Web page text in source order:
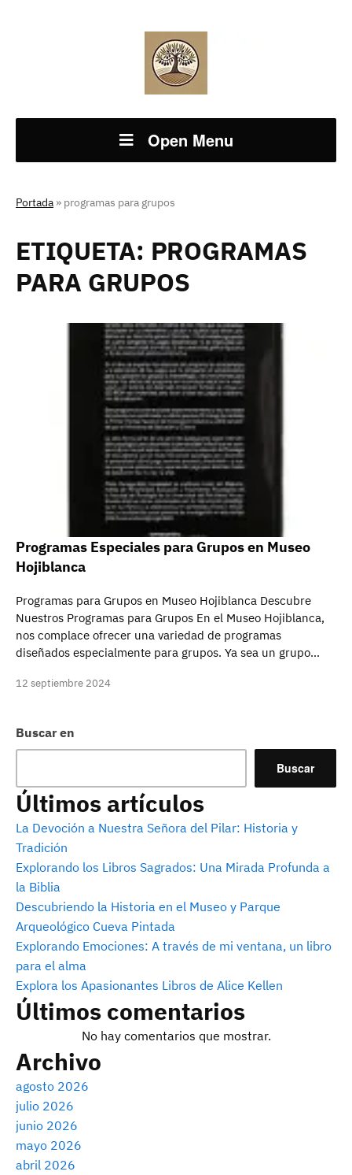
Open Menu
Portada » programas para grupos
Buscar en
Buscar
Últimos artículos
La Devoción a Nuestra Señora del Pilar: Historia y
Tradición
Explorando los Libros Sagrados: Una Mirada Profunda a
la Biblia
Descubriendo la Historia en el Museo y Parque
Arqueológico Cueva Pintada
Explorando Emociones: A través de mi ventana, un libro
para el alma
Explora los Apasionantes Libros de Alice Kellen
Últimos comentarios
No hay comentarios que mostrar.
Archivo
agosto 2026
julio 2026
junio 2026
mayo 2026
abril 2026
ETIQUETA: PROGRAMAS
PARA GRUPOS
Programas Especiales para Grupos en Museo
Hojiblanca
Programas para Grupos en Museo Hojiblanca Descubre
Nuestros Programas para Grupos En el Museo Hojiblanca,
nos complace ofrecer una variedad de programas
diseñados especialmente para grupos. Ya sea un grupo…
12 septiembre 2024